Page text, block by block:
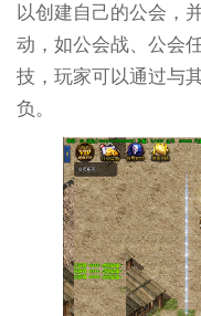
以创建自己的公会，
动，如公会战、公会
技，玩家可以通过与
负。